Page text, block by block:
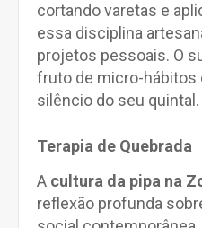
cortando varetas e
essa disciplina
projetos pessoais. O
fruto de micro-hábitos
silêncio do seu quintal.
Terapia de Quebrada
A cultura da pipa na
reflexão profunda